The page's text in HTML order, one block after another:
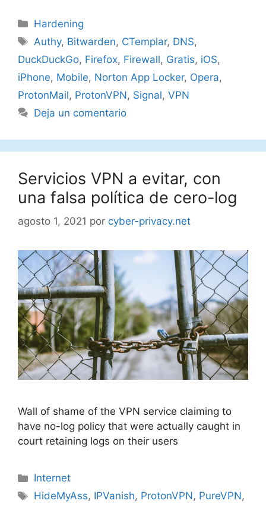
Categorías
Hardening
Etiquetas
Authy, Bitwarden, CTemplar, DNS,
DuckDuckGo, Firefox, Firewall, Gratis, iOS,
iPhone, Mobile, Norton App Locker, Opera,
ProtonMail, ProtonVPN, Signal, VPN
Deja un comentario
Servicios VPN a evitar, con
una falsa política de cero-log
agosto 1, 2021 por cyber-privacy.net
Wall of shame of the VPN service claiming to
have no-log policy that were actually caught in
court retaining logs on their users
Categorías
Internet
Etiquetas
HideMyAss, IPVanish, ProtonVPN, PureVPN,